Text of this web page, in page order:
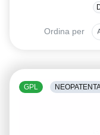
Ordina per
GPL